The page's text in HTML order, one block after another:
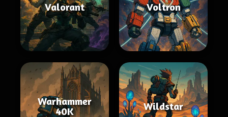
Valorant Voltron
Warhammer
40K
Wildstar